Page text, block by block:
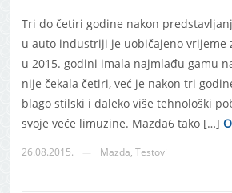
Tri do četiri godine nakon
u auto industriji je uobičajeno vrijeme
u 2015. godini imala najmlađu gamu
nije čekala četiri, već je nakon tri
blago stilski i daleko više tehnološki
svoje veće limuzine. Mazda6 tako […]
26.08.2015. Mazda, Testovi